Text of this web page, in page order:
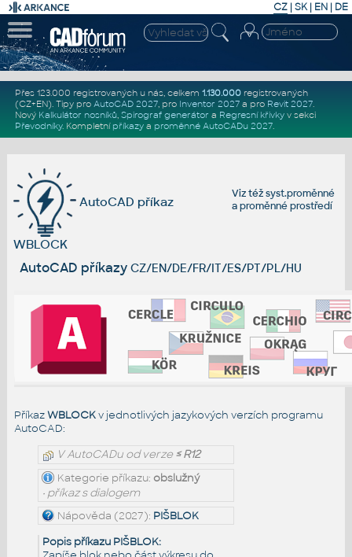
CZ | SK| EN | DE
Přes 123.000 registrovaných u nás, celkem 1.130.000registrovaných
(CZ+EN). Tipy pro AutoCAD 2027, pro Inventor 2027a pro Revit 2027.
Nový Kalkulátor nosníků, Spirograf generátor a Regresní křivkyv sekci
Převodníky. Kompletní příkazya proměnné AutoCADu 2027.
Viz téžsyst.proměnné
aproměnné prostředí
AutoCAD příkaz
WBLOCK
AutoCAD příkazy CZ/EN/DE/FR/IT/ES/PT/PL/HU
PříkazWBLOCKv jednotlivých jazykových verzích programu
AutoCAD:
V AutoCADu od verze≤ R12
Kategorie příkazu: obslužný
• příkaz s dialogem
Nápověda (2027): PIŠBLOK
Popis příkazu PIŠBLOK: